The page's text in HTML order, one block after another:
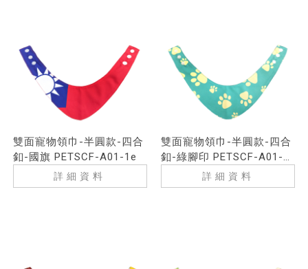
雙面寵物領巾-半圓款-四合
釦-國旗 PETSCF-A01-1e
詳細資料
雙面寵物領巾-半圓款-四合
釦-綠腳印 PETSCF-A01-
詳細資料